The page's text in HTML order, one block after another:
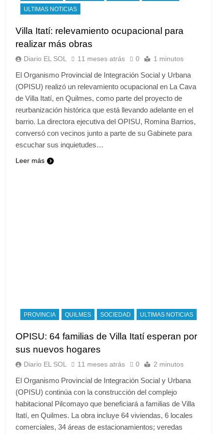
ULTIMAS NOTICIAS
Villa Itatí: relevamiento ocupacional para
realizar más obras
Diario EL SOL 11 meses atrás 0 1 minutos
El Organismo Provincial de Integración Social y Urbana
(OPISU) realizó un relevamiento ocupacional en La Cava
de Villa Itatí, en Quilmes, como parte del proyecto de
reurbanización histórica que está llevando adelante en el
barrio. La directora ejecutiva del OPISU, Romina Barrios,
conversó con vecinos junto a parte de su Gabinete para
escuchar sus inquietudes…
Leer más
PROVINCIA QUILMES SOCIEDAD ULTIMAS NOTICIAS
OPISU: 64 familias de Villa Itatí esperan por
sus nuevos hogares
Diario EL SOL 11 meses atrás 0 2 minutos
El Organismo Provincial de Integración Social y Urbana
(OPISU) continúa con la construcción del complejo
habitacional Pilcomayo que beneficiará a familias de Villa
Itatí, en Quilmes. La obra incluye 64 viviendas, 6 locales
comerciales, 34 áreas de estacionamientos; veredas